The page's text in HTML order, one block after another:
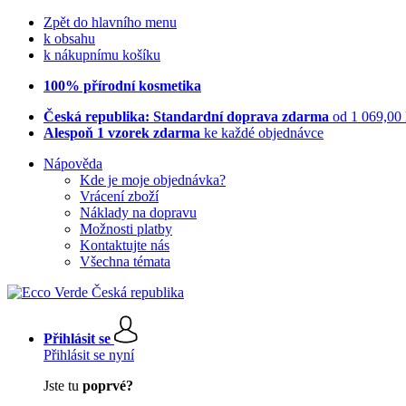
Zpět do hlavního menu
k obsahu
k nákupnímu košíku
100% přírodní kosmetika
Česká republika: Standardní doprava zdarma od 1 069,00
Alespoň 1 vzorek zdarma ke každé objednávce
Nápověda
Kde je moje objednávka?
Vrácení zboží
Náklady na dopravu
Možnosti platby
Kontaktujte nás
Všechna témata
Přihlásit se
Přihlásit se nyní
Jste tu poprvé?